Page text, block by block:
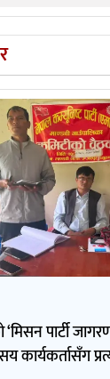
पार्टी
कार्यकर्तासँग